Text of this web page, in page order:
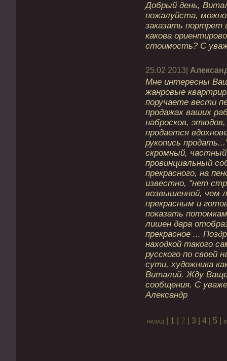
Добрый день,
пожалуйста,
заказать портрет
какова
стоимость? C
25.02 2013|
Мне интересны
жанровые
поручаете вести
продажах ваших
набросков,
продается
рукопись
скромный, частный
провинциальный
прекрасного, на
известно, "нет
возвышенной, чем
прекрасным и
показать
лишен дара
прекрасное ...
находкой такого
русского по своей
сути, художника
Виталий. Жду
сообщения. С
Александр
назад 1 2 3 4 5